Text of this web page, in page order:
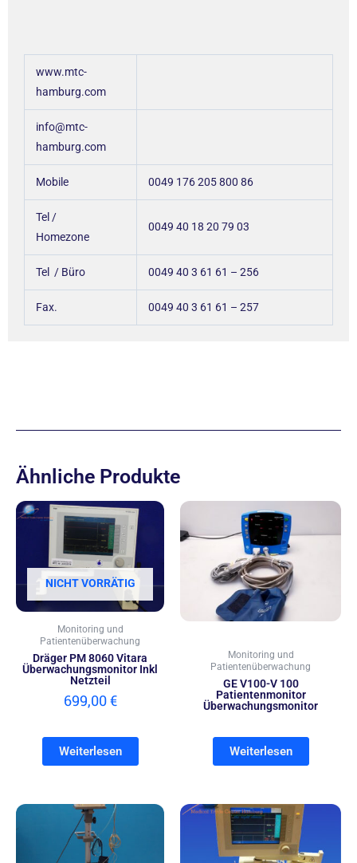
www.mtc-
hamburg.com
info@mtc-
hamburg.com
Mobile 0049 176 205 800 86
Tel /
Homezone
0049 40 18 20 79 03
Tel / Büro 0049 40 3 61 61 – 256
Fax. 0049 40 3 61 61 – 257
Ähnliche Produkte
NICHT VORRÄTIG
Monitoring und
Patientenüberwachung
Dräger PM 8060 Vitara
Überwachungsmonitor Inkl
Netzteil
699,00€
Weiterlesen
Monitoring und
Patientenüberwachung
GE V100-V 100
Patientenmonitor
Überwachungsmonitor
Weiterlesen